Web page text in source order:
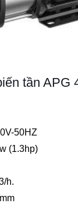
tần APG
50HZ
(1.3hp)
h.